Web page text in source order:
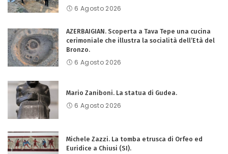
6 Agosto 2026
AZERBAIGIAN. Scoperta a Tava Tepe una cucina
cerimoniale che illustra la socialità dell’Età del
Bronzo.
6 Agosto 2026
Mario Zaniboni. La statua di Gudea.
6 Agosto 2026
Michele Zazzi. La tomba etrusca di Orfeo ed
Euridice a Chiusi (SI).